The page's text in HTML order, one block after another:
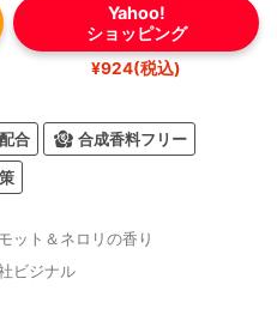
Yahoo!
ショッピング
¥924(税込)
合 合成香料フリー
ット＆ネロリの香り
ビジナル